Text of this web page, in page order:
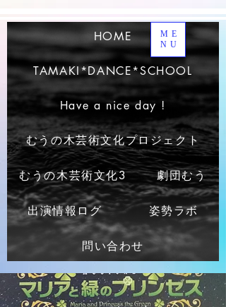
ME
NU
HOME
TAMAKI*DANCE*SCHOOL
Have a nice day !
むうの木芸術文化プロジェクト
むうの木芸術文化3 劇団むう
出演情報ログ 姿勢ラボ
問い合わせ